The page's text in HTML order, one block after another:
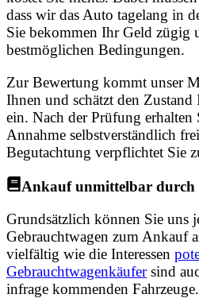
dass wir das Auto tagelang in
Sie bekommen Ihr Geld zügig
bestmöglichen Bedingungen.
Zur Bewertung kommt unser
Ihnen und schätzt den
ein. Nach der Prüfung erhalten
Annahme selbstverständlich
Begutachtung verpflichtet Sie
Ankauf unmittelbar durch
Grundsätzlich können Sie uns
Gebrauchtwagen zum Ankauf
vielfältig wie die Interessen
Gebrauchtwagenkäufersind
infrage kommenden Fahrzeuge.